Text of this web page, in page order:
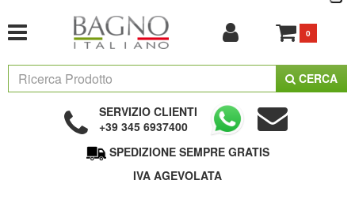
0
CERCA
SERVIZIO CLIENTI
+39 345 6937400
SPEDIZIONE SEMPRE GRATIS
IVA AGEVOLATA